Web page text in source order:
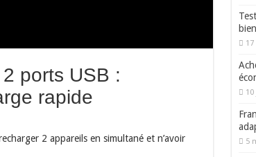
ports USB :
rapide
2 appareils en simultané et n’avoir
5